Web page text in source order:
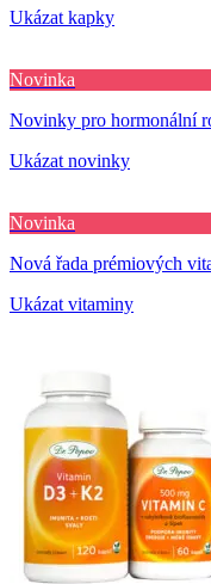
Ukázat kapky
Novinka
Novinky pro hormonální
Ukázat novinky
Novinka
Nová řada prémiových
Ukázat vitaminy